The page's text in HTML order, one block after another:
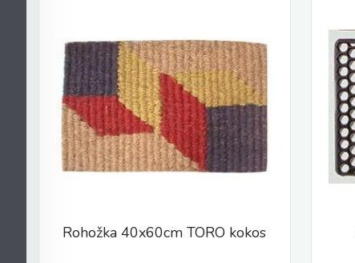
Rohožka 40x60cm TORO kokos